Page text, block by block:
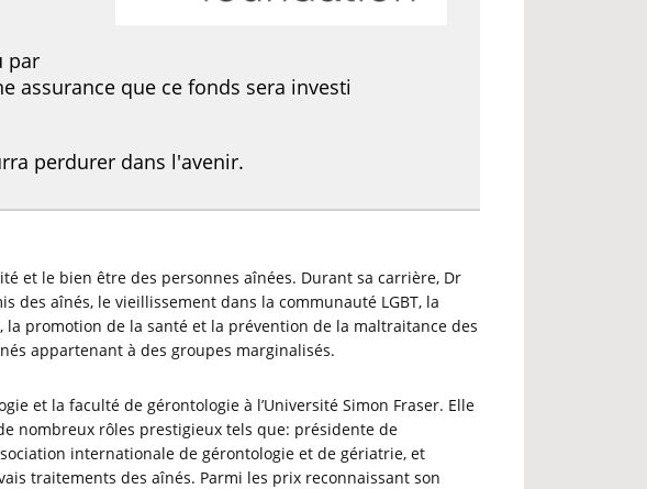
par
assurance que ce fonds sera investi
perdurer dans l'avenir.
et le bien être des personnes aînées. Durant sa carrière, Dr
des aînés, le vieillissement dans la communauté LGBT, la
promotion de la santé et la prévention de la maltraitance des
appartenant à des groupes marginalisés.
et la faculté de gérontologie à l’Université Simon Fraser. Elle
nombreux rôles prestigieux tels que: présidente de
internationale de gérontologie et de gériatrie, et
traitements des aînés. Parmi les prix reconnaissant son